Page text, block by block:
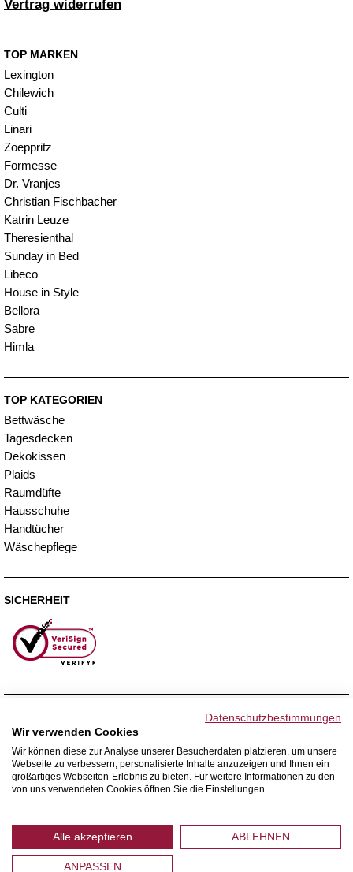
Vertrag widerrufen
TOP MARKEN
Lexington
Chilewich
Culti
Linari
Zoeppritz
Formesse
Dr. Vranjes
Christian Fischbacher
Katrin Leuze
Theresienthal
Sunday in Bed
Libeco
House in Style
Bellora
Sabre
Himla
TOP KATEGORIEN
Bettwäsche
Tagesdecken
Dekokissen
Plaids
Raumdüfte
Hausschuhe
Handtücher
Wäschepflege
SICHERHEIT
WIR VERSENDEN MIT
Datenschutzbestimmungen
Wir verwenden Cookies
Wir können diese zur Analyse unserer Besucherdaten platzieren, um unsere
Webseite zu verbessern, personalisierte Inhalte anzuzeigen und Ihnen ein
großartiges Webseiten-Erlebnis zu bieten. Für weitere Informationen zu den
von uns verwendeten Cookies öffnen Sie die Einstellungen.
Alle akzeptieren ABLEHNEN
ANPASSEN